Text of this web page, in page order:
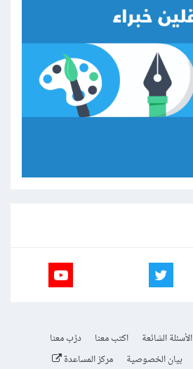
الأسئلة الشائعة اكتب معنا
درّب معنا
بيان الخصوصية مركز المساعدة